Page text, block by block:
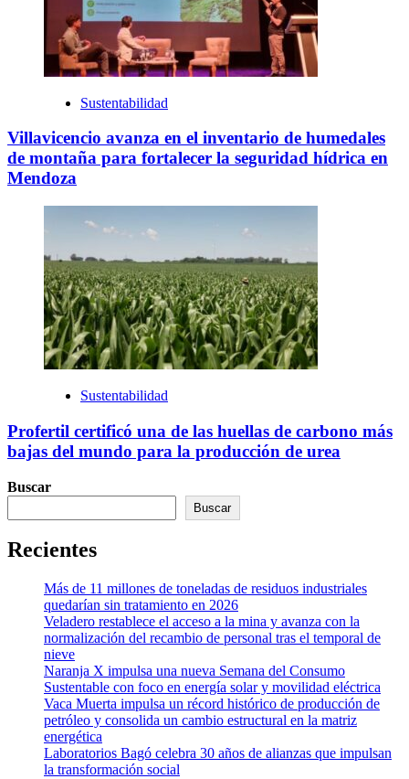
Sustentabilidad
Villavicencio avanza en el inventario de humedales
de montaña para fortalecer la seguridad hídrica en
Mendoza
Sustentabilidad
Profertil certificó una de las huellas de carbono más
bajas del mundo para la producción de urea
Buscar
Buscar
Recientes
Más de 11 millones de toneladas de residuos industriales
quedarían sin tratamiento en 2026
Veladero restablece el acceso a la mina y avanza con la
normalización del recambio de personal tras el temporal de
nieve
Naranja X impulsa una nueva Semana del Consumo
Sustentable con foco en energía solar y movilidad eléctrica
Vaca Muerta impulsa un récord histórico de producción de
petróleo y consolida un cambio estructural en la matriz
energética
Laboratorios Bagó celebra 30 años de alianzas que impulsan
la transformación social